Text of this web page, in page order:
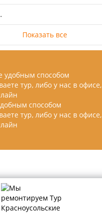
Показать все
способом
тур, либо у нас в офисе,